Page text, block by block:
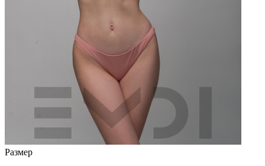
Размер